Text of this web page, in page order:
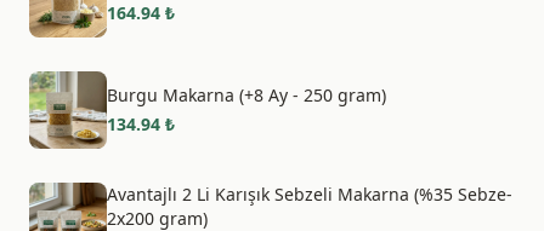
164.94 ₺
Burgu Makarna (+8 Ay - 250 gram)
134.94 ₺
Avantajlı 2 Li Karışık Sebzeli Makarna (%35 Sebze-
2x200 gram)